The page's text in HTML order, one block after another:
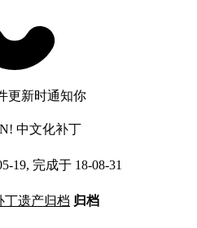
更新时通知你
中文化补丁
19, 完成于 18-08-31
丁遗产归档 归档